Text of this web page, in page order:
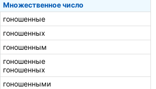
Множественное число
гоношенные
гоношенных
гоношенным
гоношенные
гоношенных
гоношенными